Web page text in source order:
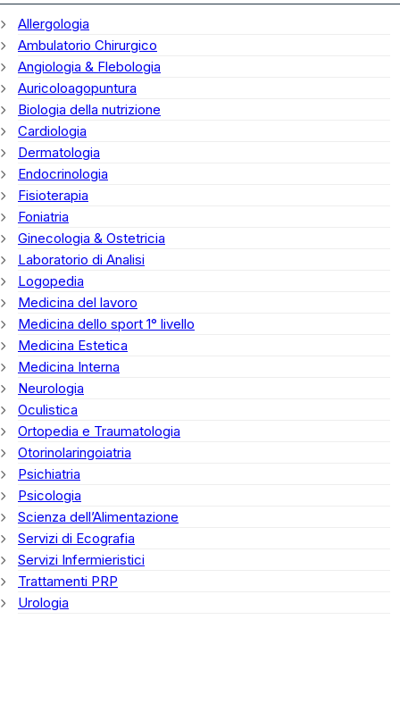
Allergologia
Ambulatorio Chirurgico
Angiologia & Flebologia
Auricoloagopuntura
Biologia della nutrizione
Cardiologia
Dermatologia
Endocrinologia
Fisioterapia
Foniatria
Ginecologia & Ostetricia
Laboratorio di Analisi
Logopedia
Medicina del lavoro
Medicina dello sport 1° livello
Medicina Estetica
Medicina Interna
Neurologia
Oculistica
Ortopedia e Traumatologia
Otorinolaringoiatria
Psichiatria
Psicologia
Scienza dell’Alimentazione
Servizi di Ecografia
Servizi Infermieristici
Trattamenti PRP
Urologia